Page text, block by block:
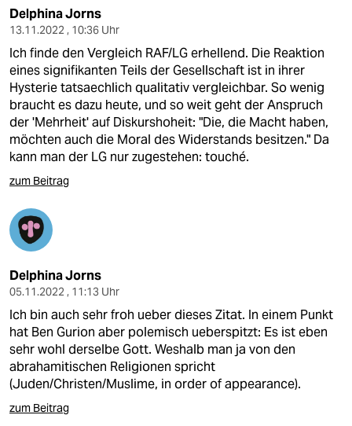
Delphina Jorns
13.11.2022 , 10:36 Uhr
Ich finde den Vergleich RAF/LG erhellend. Die Reaktion
eines signifikanten Teils der Gesellschaft ist in ihrer
Hysterie tatsaechlich qualitativ vergleichbar. So wenig
braucht es dazu heute, und so weit geht der Anspruch
der 'Mehrheit' auf Diskurshoheit: "Die, die Macht haben,
möchten auch die Moral des Widerstands besitzen." Da
kann man der LG nur zugestehen: touché.
zum Beitrag
Delphina Jorns
05.11.2022 , 11:13 Uhr
Ich bin auch sehr froh ueber dieses Zitat. In einem Punkt
hat Ben Gurion aber polemisch ueberspitzt: Es ist eben
sehr wohl derselbe Gott. Weshalb man ja von den
abrahamitischen Religionen spricht
(Juden/Christen/Muslime, in order of appearance).
zum Beitrag